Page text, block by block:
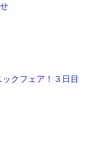
クフェア！３日目